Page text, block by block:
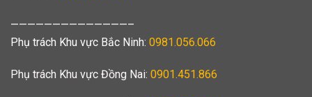
——————————————–
Phụ trách Khu vực Bắc Ninh: 0981.056.066
Phụ trách Khu vực Đồng Nai: 0901.451.866